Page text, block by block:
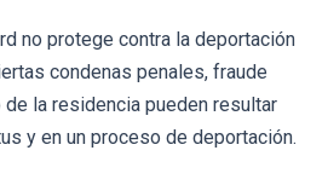
no protege contra la deportación
condenas penales, fraude
la residencia pueden resultar
y en un proceso de deportación.